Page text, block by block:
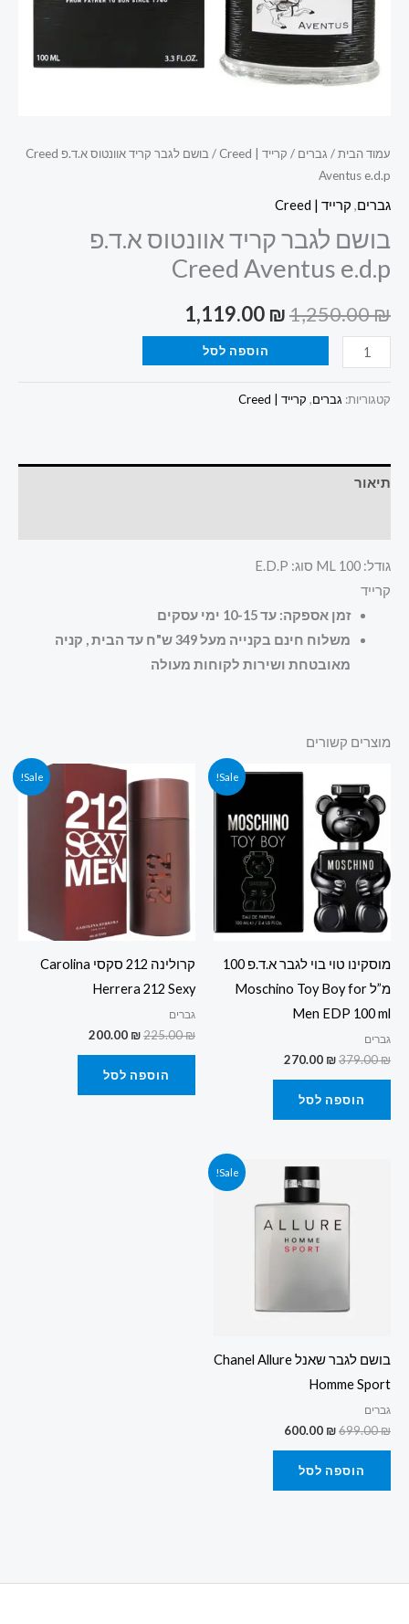
עמוד הבית/ גברים / קרייד | Creed
/ בושם לגבר קריד אוונטוס א.ד.פ Creed
Aventus e.d.p
גברים, קרייד | Creed
בושם לגבר קריד אוונטוס א.ד.פ
Creed Aventus e.d.p
1,250.00₪
1,119.00 ₪
הוספה לסל
קטגוריות: גברים, קרייד | Creed
תיאור
גודל: 100 ML סוג: E.D.P
קרייד
זמן אספקה: עד 10-15 ימי עסקים
משלוח חינם בקנייה מעל 349 ש"ח עד הבית , קניה
מאובטחת ושירות לקוחות מעולה
מוצרים קשורים
Sale!
מוסקינו טוי בוי לגבר א.ד.פ 100
מ”ל Moschino Toy Boy for
Men EDP 100 ml
גברים
379.00₪
המחיר
המקורי
היה:
379.00 ₪.
270.00 ₪
המחיר
270.00 ₪.
הוספה לסל
Sale!
קרולינה 212 סקסי Carolina
Herrera 212 Sexy
גברים
225.00₪
המחיר
המקורי
היה:
225.00 ₪.
200.00 ₪
הוא:
200.00 ₪.
הוספה לסל
Sale!
בושם לגבר שאנל Chanel Allure
Homme Sport
גברים
699.00₪
המחיר
המקורי
600.00 ₪
600.00 ₪.
הוספה לסל